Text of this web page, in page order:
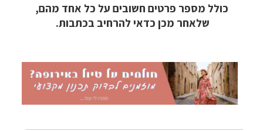
כולל מספר פרטים חשובים על כל אחד מהם,
שלאחר מכן כדאי להרחיב בכתבות.